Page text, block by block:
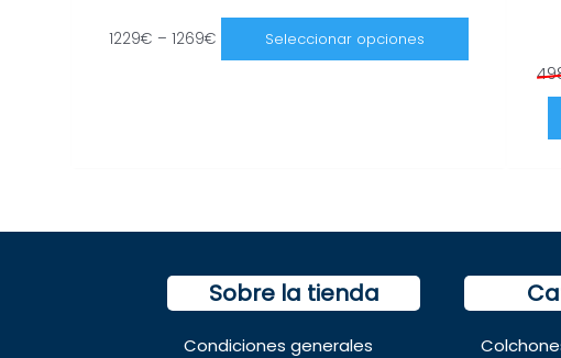
1229€ –1269€ Seleccionar opciones
Sobre la tienda
Condiciones generales